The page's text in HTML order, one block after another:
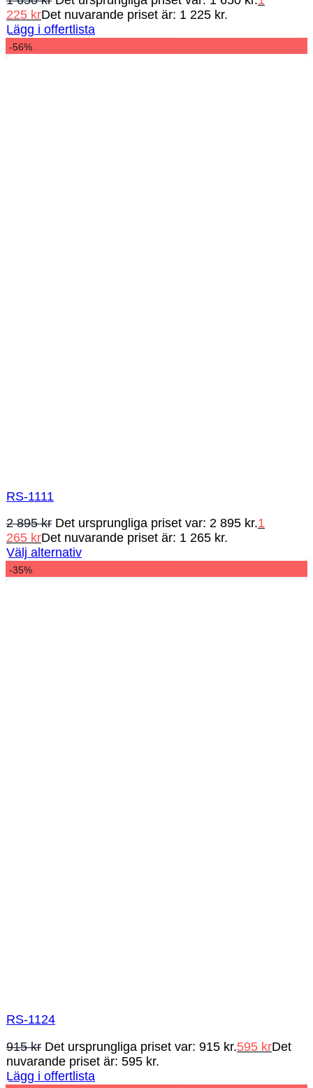
225 krDet nuvarande priset är: 1 225 kr.
Lägg i offertlista
-56%
RS-1111
2 895kr Det ursprungliga priset var: 2 895 kr.1
265 krDet nuvarande priset är: 1 265 kr.
Välj alternativ
-35%
RS-1124
915kr Det ursprungliga priset var: 915 kr.595 krDet
nuvarande priset är: 595 kr.
Lägg i offertlista